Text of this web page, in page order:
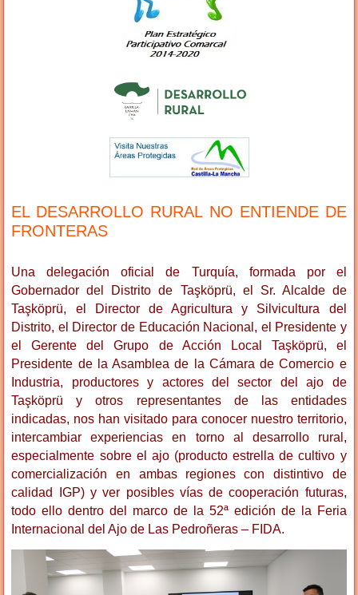
EL DESARROLLO RURAL NO ENTIENDE DE
FRONTERAS
Una delegación oficial de Turquía, formada por el
Gobernador del Distrito de Taşköprü, el Sr. Alcalde de
Taşköprü, el Director de Agricultura y Silvicultura del
Distrito, el Director de Educación Nacional, el Presidente y
el Gerente del Grupo de Acción Local Taşköprü, el
Presidente de la Asamblea de la Cámara de Comercio e
Industria, productores y actores del sector del ajo de
Taşköprü y otros representantes de las entidades
indicadas, nos han visitado para conocer nuestro territorio,
intercambiar experiencias en torno al desarrollo rural,
especialmente sobre el ajo (producto estrella de cultivo y
comercialización en ambas regiones con distintivo de
calidad IGP) y ver posibles vías de cooperación futuras,
todo ello dentro del marco de la 52ª edición de la Feria
Internacional del Ajo de Las Pedroñeras – FIDA.